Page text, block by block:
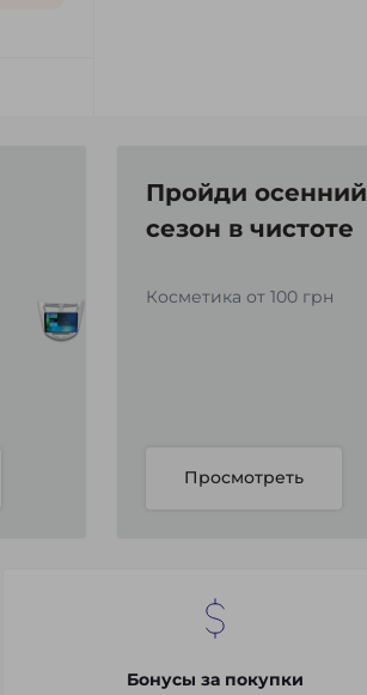
Пройди осенний
сезон в чистоте
Косметика от 100 грн
Просмотреть
Бонусы за покупки